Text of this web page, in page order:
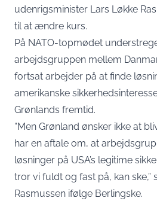
udenrigsminister Lars Løkke
til at ændre kurs.
På NATO-topmødet
arbejdsgruppen mellem
fortsat arbejder på at finde
amerikanske
Grønlands fremtid.
“Men Grønland ønsker ikke at
har en aftale om, at
løsninger på USA’s legitime
tror vi fuldt og fast på, kan ske,”
Rasmussen ifølge Berlingske.